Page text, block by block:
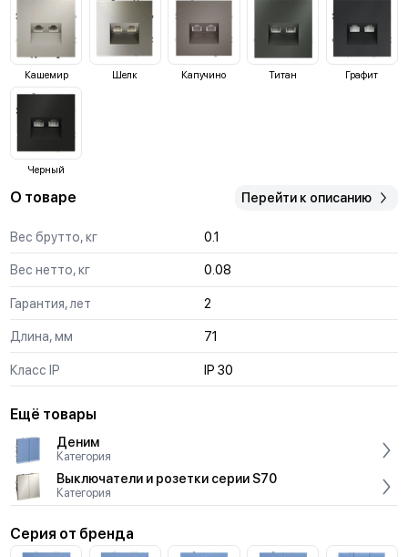
Кашемир Шелк Капучино Титан Графит
Черный
О товаре Перейти к описанию
Вес брутто, кг 0.1
Вес нетто, кг 0.08
Гарантия, лет 2
Длина, мм 71
Класс IP IP 30
Ещё товары
Деним
Категория
Выключатели и розетки серии S70
Категория
Серия от бренда